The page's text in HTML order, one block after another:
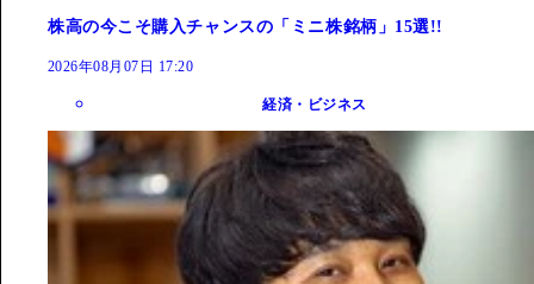
株高の今こそ購入チャンスの「ミニ株銘柄」15選!!
2026年08月07日 17:20
経済・ビジネス